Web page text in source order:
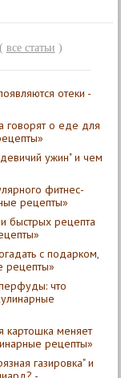
( все статьи )
отеки -
говорят о еде для
ужин" и чем
фитнес-
рецепты»
быстрых рецепта
с подарком,
рецепты»
что
картошка меняет
рецепты»
газировка" и